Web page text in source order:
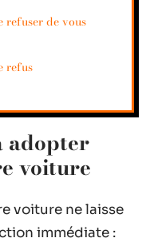
refuser de vous
refus
adopter
voiture
voiture ne laisse
immédiate :